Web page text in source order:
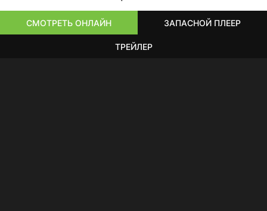
СМОТРЕТЬ ОНЛАЙН ЗАПАСНОЙ ПЛЕЕР
ТРЕЙЛЕР